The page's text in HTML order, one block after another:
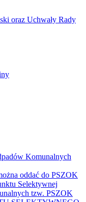
oraz Uchwały Rady
Komunalnych
oddać do PSZOK
Selektywnej
tzw. PSZOK